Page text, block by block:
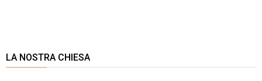
LA NOSTRA CHIESA